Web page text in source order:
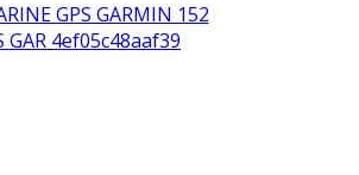
GPS GARMIN 152